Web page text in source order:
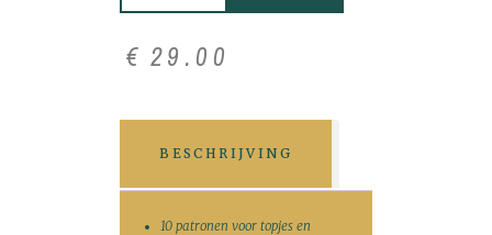
€ 29 . 00
BESCHRIJVING
10 patronen voor topjes en